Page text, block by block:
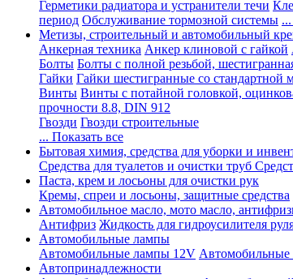
Герметики радиатора и устранители течи
период Обслуживание тормозной системы
Метизы, строительный и автомобильный
Анкерная техника Анкер клиновой с гайкой
Болты Болты с полной резьбой,
Гайки Гайки шестигранные со стандартной
Винты Винты с потайной головкой,
прочности 8.8, DIN 912
Гвозди Гвозди строительные
... Показать все
Бытовая химия, средства для уборки и
Средства для туалетов и очистки труб
Паста, крем и лосьоны для очистки рук
Кремы, спреи и лосьоны, защитные средства
Автомобильное масло, мото масло,
Антифриз Жидкость для гидроусилителя
Автомобильные лампы
Автомобильные лампы 12V
Автопринадлежности